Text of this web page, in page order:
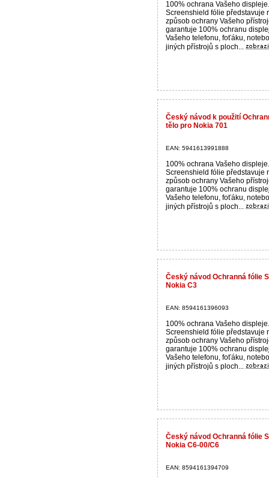
100% ochrana Vašeho displeje.
Screenshield fólie představuje
způsob ochrany Vašeho
garantuje 100% ochranu
Vašeho telefonu, foťáku,
jiných přístrojů s ploch...
Český návod k použití
tělo pro Nokia 701
EAN: 5941613991888
100% ochrana Vašeho displeje.
Screenshield fólie představuje
způsob ochrany Vašeho
garantuje 100% ochranu
Vašeho telefonu, foťáku,
jiných přístrojů s ploch...
Český návod Ochranná fólie
Nokia C3
EAN: 8594161396093
100% ochrana Vašeho displeje.
Screenshield fólie představuje
způsob ochrany Vašeho
garantuje 100% ochranu
Vašeho telefonu, foťáku,
jiných přístrojů s ploch...
Český návod Ochranná fólie
Nokia C6-00/C6
EAN: 8594161394709